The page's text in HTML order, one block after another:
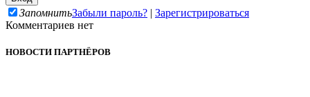
ЗапомнитьЗабыли пароль? | Зарегистрироваться
Комментариев нет
НОВОСТИ ПАРТНЁРОВ